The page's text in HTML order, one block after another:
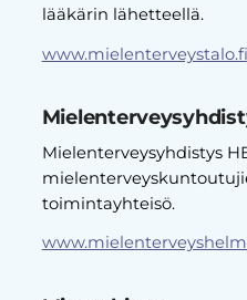
lääkärin lähetteellä.​
www.mielenterveystalo.fi
Mielenterveysyhdistys
toimintayhteisö.